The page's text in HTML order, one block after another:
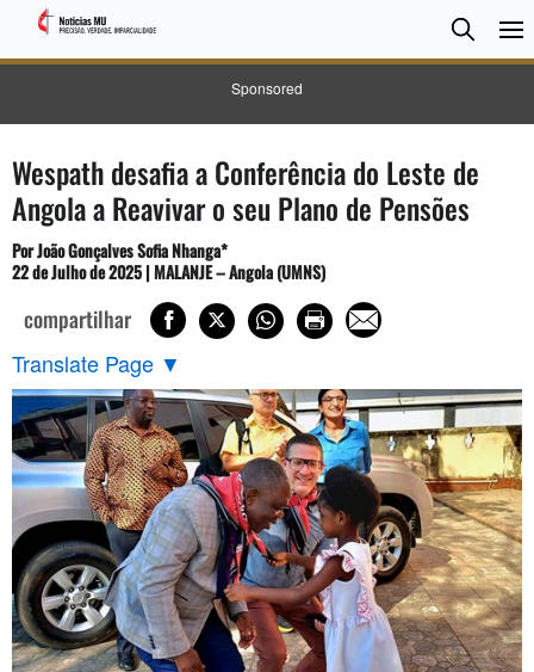
Sponsored
Search
Wespath desafia a Conferência do Leste de
Angola a Reavivar o seu Plano de Pensões
PorJoão Gonçalves Sofia Nhanga*
22 de Julho de 2025 | MALANJE – Angola (UMNS)
compartilhar
Translate Page ▼